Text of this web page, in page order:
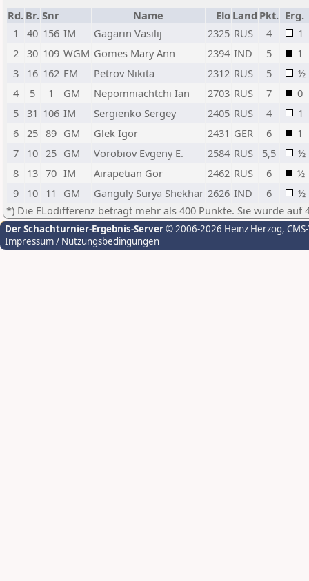
Rd. Br. Snr Name Elo Land Pkt. Erg.
1
40 156 IM Gagarin Vasilij 2325 RUS 4
1
2
30 109 WGM Gomes Mary Ann 2394 IND 5
1
3
16 162 FM Petrov Nikita 2312 RUS 5
½
4
5 1 GM Nepomniachtchi Ian 2703 RUS 7
0
5
31 106 IM Sergienko Sergey 2405 RUS 4
1
6
25 89 GM Glek Igor 2431 GER 6
1
7
10 25 GM Vorobiov Evgeny E. 2584 RUS 5,5
½
8
13 70 IM Airapetian Gor 2462 RUS 6
½
9
10 11 GM Ganguly Surya Shekhar 2626 IND 6
½
*) Die ELodifferenz beträgt mehr als 400 Punkte. Sie wurde auf
Der Schachturnier-Ergebnis-Server© 2006-2026 Heinz Herzog,
Impressum / Nutzungsbedingungen